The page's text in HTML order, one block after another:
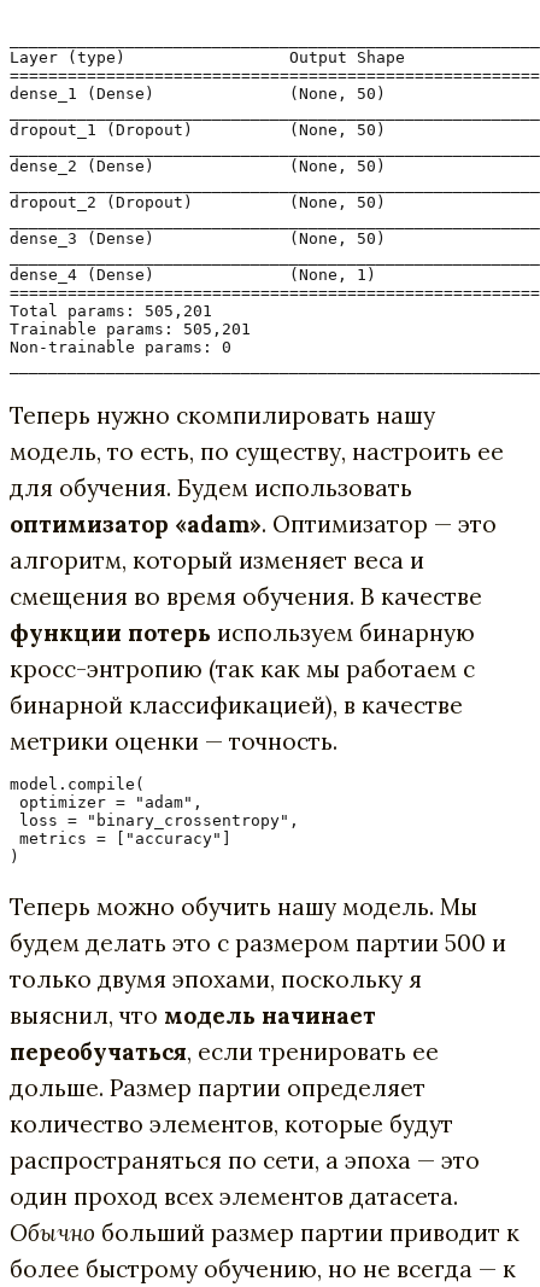
Layer (type)                 Output Shape
dense_1 (Dense)              (None, 50)
dropout_1 (Dropout)          (None, 50)
dense_2 (Dense)              (None, 50)
dropout_2 (Dropout)          (None, 50)
dense_3 (Dense)              (None, 50)
dense_4 (Dense)              (None, 1)
Total params: 505,201
Trainable params: 505,201
Non-trainable params: 0
Теперь нужно скомпилировать нашу
модель, то есть, по существу, настроить ее
для обучения. Будем использовать
оптимизатор «adam». Оптимизатор — это
алгоритм, который изменяет веса и
смещения во время обучения. В качестве
функции потерь используем бинарную
кросс-энтропию (так как мы работаем с
бинарной классификацией), в качестве
метрики оценки — точность.
model.compile(
optimizer = "adam",
loss = "binary_crossentropy",
metrics = ["accuracy"]
)
Теперь можно обучить нашу модель. Мы
будем делать это с размером партии 500 и
только двумя эпохами, поскольку я
выяснил, что модель начинает
переобучаться, если тренировать ее
дольше. Размер партии определяет
количество элементов, которые будут
распространяться по сети, а эпоха — это
один проход всех элементов датасета.
Обычно больший размер партии приводит к
более быстрому обучению, но не всегда — к